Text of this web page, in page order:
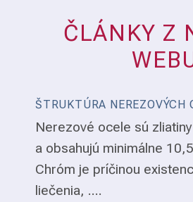
ČLÁNKY Z
ŠTRUKTÚRA NEREZOVÝCH
Nerezové ocele sú
a obsahujú minimálne
Chróm je príčinou
liečenia, ....